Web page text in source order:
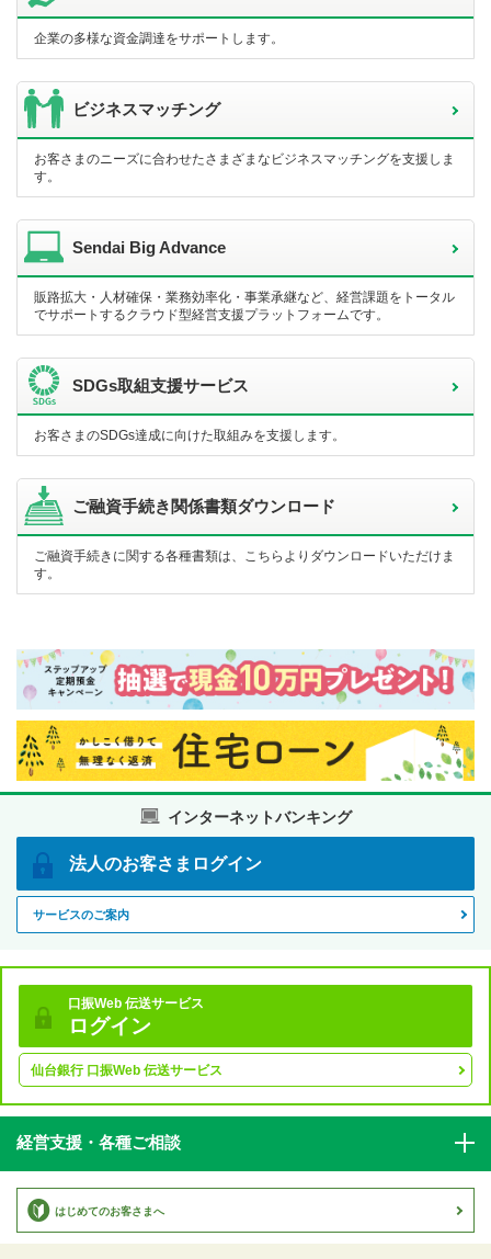
企業の多様な資金調達をサポートします。
ビジネスマッチング
お客さまのニーズに合わせたさまざまなビジネスマッチングを支援しま
す。
Sendai Big Advance
販路拡大・人材確保・業務効率化・事業承継など、経営課題をトータル
でサポートするクラウド型経営支援プラットフォームです。
SDGs取組支援サービス
お客さまのSDGs達成に向けた取組みを支援します。
ご融資手続き関係書類ダウンロード
ご融資手続きに関する各種書類は、こちらよりダウンロードいただけま
す。
インターネットバンキング
法人のお客さま ログイン
サービスのご案内
口振Web 伝送サービス
ログイン
仙台銀行 口振Web 伝送サービス
経営支援・各種ご相談
はじめてのお客さまへ